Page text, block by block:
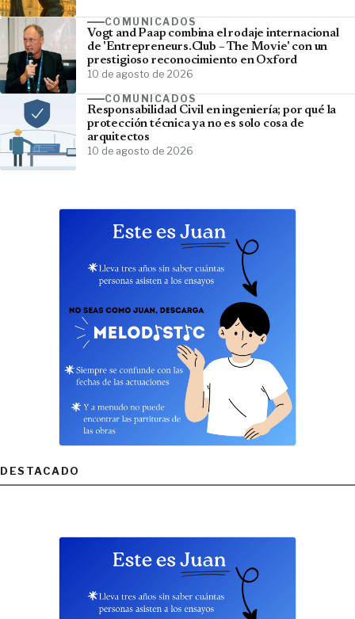
COMUNICADOS
Vogt and Paap combina el rodaje internacional
de 'Entrepreneurs.Club – The Movie' con un
prestigioso reconocimiento en Oxford
10 de agosto de 2026
COMUNICADOS
Responsabilidad Civil en ingeniería; por qué la
protección técnica ya no es solo cosa de
arquitectos
10 de agosto de 2026
DESTACADO